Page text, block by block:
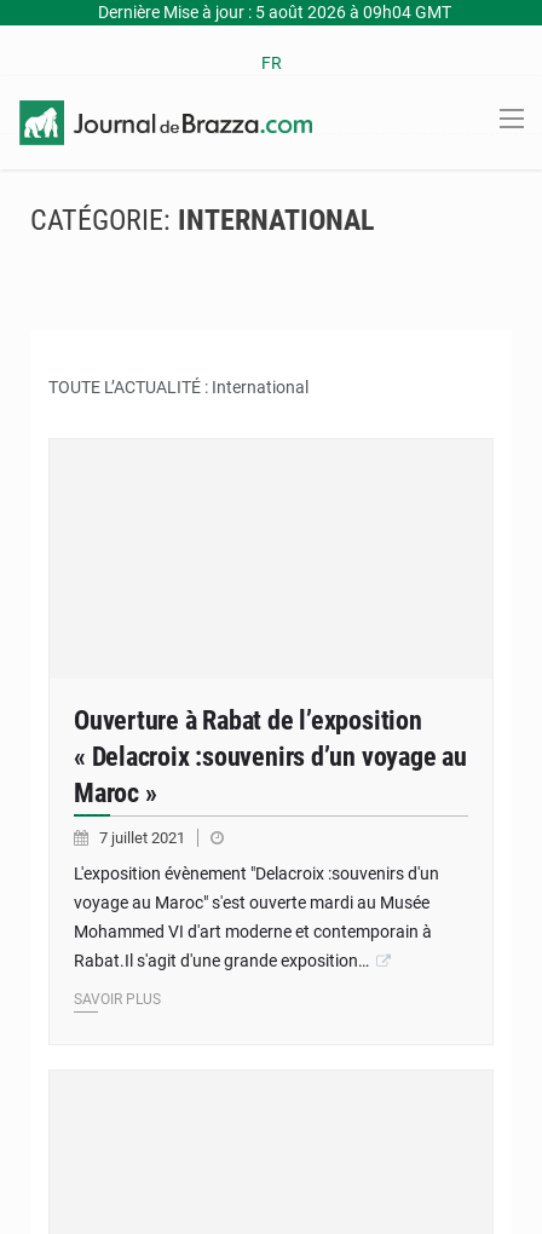
Dernière Mise à jour : 5 août 2026 à 09h04 GMT
FR
CATÉGORIE: INTERNATIONAL
TOUTE L’ACTUALITÉ : International
Ouverture à Rabat de l’exposition
« Delacroix :souvenirs d’un voyage au
Maroc »
7 juillet 2021
L'exposition évènement "Delacroix :souvenirs d'un
voyage au Maroc" s'est ouverte mardi au Musée
Mohammed VI d'art moderne et contemporain à
Rabat.Il s'agit d'une grande exposition…
SAVOIR PLUS